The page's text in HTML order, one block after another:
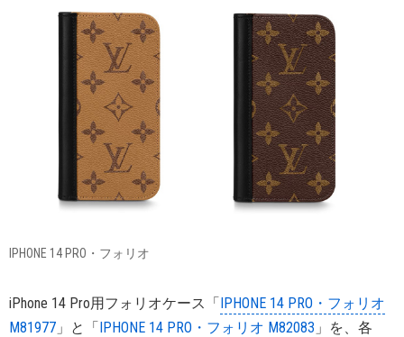
IPHONE 14 PRO・フォリオ
iPhone 14 Pro用フォリオケース「IPHONE 14 PRO・フォリオ
M81977 」と「IPHONE 14 PRO・フォリオ M82083 」を、各